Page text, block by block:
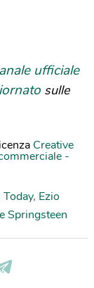
ufficiale
sulle
Creative
-
Today, Ezio
Springsteen